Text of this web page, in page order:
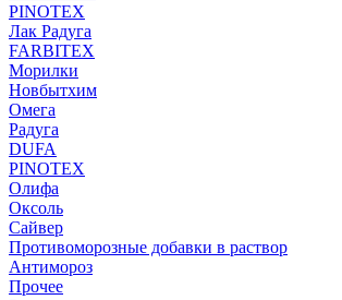
PINOTEX
Лак Радуга
FARBITEX
Морилки
Новбытхим
Омега
Радуга
DUFA
PINOTEX
Олифа
Оксоль
Сайвер
Противоморозные добавки в раствор
Антимороз
Прочее